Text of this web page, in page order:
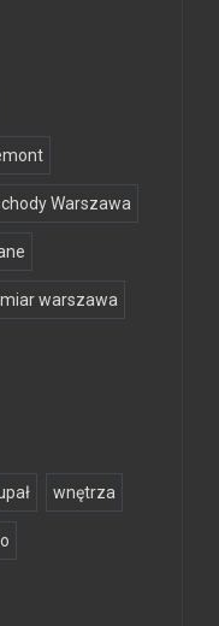
Warszawa
warszawa
wnętrza